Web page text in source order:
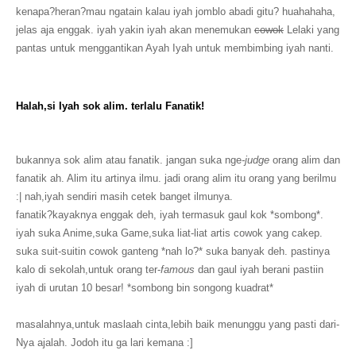
kenapa?heran?mau ngatain kalau iyah jomblo abadi gitu? huahahaha,
jelas aja enggak. iyah yakin iyah akan menemukan cowok Lelaki yang
pantas untuk menggantikan Ayah Iyah untuk membimbing iyah nanti.
Halah,si Iyah sok alim. terlalu Fanatik!
bukannya sok alim atau fanatik. jangan suka nge-judge orang alim dan
fanatik ah. Alim itu artinya ilmu. jadi orang alim itu orang yang berilmu
:| nah,iyah sendiri masih cetek banget ilmunya.
fanatik?kayaknya enggak deh, iyah termasuk gaul kok *sombong*.
iyah suka Anime,suka Game,suka liat-liat artis cowok yang cakep.
suka suit-suitin cowok ganteng *nah lo?* suka banyak deh. pastinya
kalo di sekolah,untuk orang ter-famous dan gaul iyah berani pastiin
iyah di urutan 10 besar! *sombong bin songong kuadrat*
masalahnya,untuk maslaah cinta,lebih baik menunggu yang pasti dari-
Nya ajalah. Jodoh itu ga lari kemana :]